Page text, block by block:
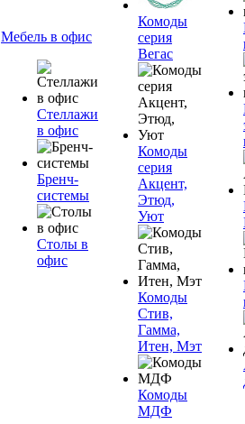
Мебель в офис
Стеллажи
в офис
Бренч-
системы
Столы в
офис
Комоды
серия
Вегас
Комоды
серия
Акцент,
Этюд,
Уют
Комоды
Стив,
Гамма,
Итен, Мэт
Комоды
МДФ